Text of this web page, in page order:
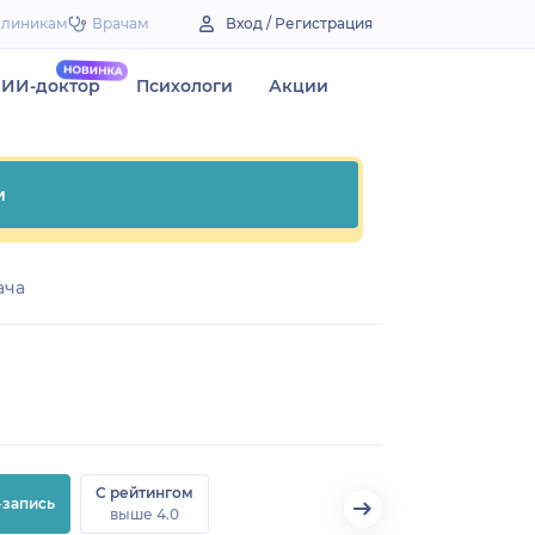
Врачам Вход / Регистрация
ИИ-доктор Психологи Акции
С рейтингом
выше 4.0